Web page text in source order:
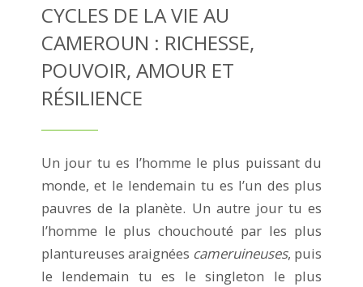
CYCLES DE LA VIE AU
CAMEROUN : RICHESSE,
POUVOIR, AMOUR ET
RÉSILIENCE
Un jour tu es l’homme le plus puissant du
monde, et le lendemain tu es l’un des plus
pauvres de la planète. Un autre jour tu es
l’homme le plus chouchouté par les plus
plantureuses araignées cameruineuses, puis
le lendemain tu es le singleton le plus